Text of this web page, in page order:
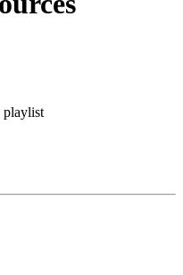
playlist